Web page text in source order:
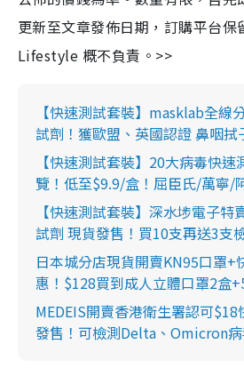
更新至文章發佈日期，訂購平台保
Lifestyle 概不負責。>>
【快速測試套裝】masklab全線
試劑！獲歐盟、英國認證 鼻咽拭
【快速測試套裝】20大病毒快
覽！低至$9.9/盒！屈臣氏/萬寧/
【快速測試套裝】深水埗電子特
試劑 現貨發售！買10支再送3支
日本城分店現貨開賣KN95口罩+
惠！$128買到成人立體口罩2盒
MEDEIS開賣香港衛生署認可
發售！可檢測Delta、Omicron